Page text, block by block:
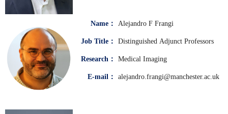
Name： Alejandro F Frangi
Job Title： Distinguished Adjunct Professors
Research： Medical Imaging
E-mail： alejandro.frangi@manchester.ac.uk